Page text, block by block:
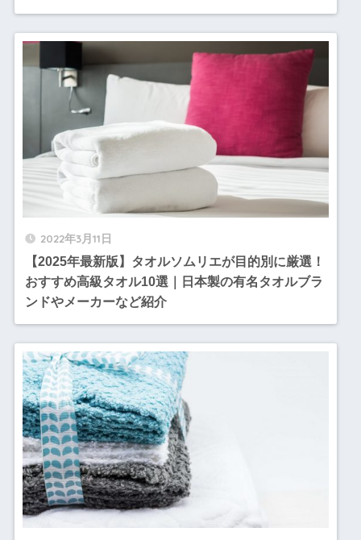
2022年3月11日
【2025年最新版】タオルソムリエが目的別に厳選！
おすすめ高級タオル10選｜日本製の有名タオルブラ
ンドやメーカーなど紹介